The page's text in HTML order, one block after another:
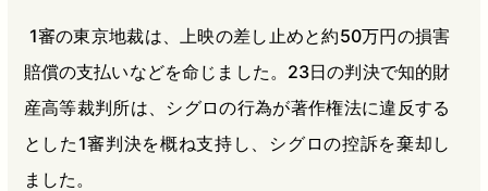
1審の東京地裁は、上映の差し止めと約50万円の損害
賠償の支払いなどを命じました。23日の判決で知的財
産高等裁判所は、シグロの行為が著作権法に違反する
とした1審判決を概ね支持し、シグロの控訴を棄却し
ました。